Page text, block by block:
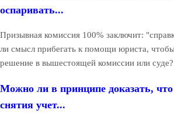
оспаривать...
Призывная комиссия 100% заключит:
ли смысл прибегать к помощи юриста, чтобы
решение в вышестоящей комиссии или суде?
Можно ли в принципе доказать, что
снятия учет...